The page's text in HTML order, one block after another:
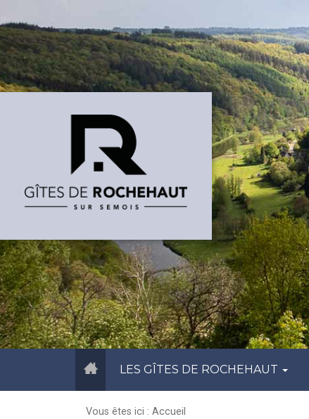
LES GÎTES DE ROCHEHAUT
Vous êtes ici : Accueil